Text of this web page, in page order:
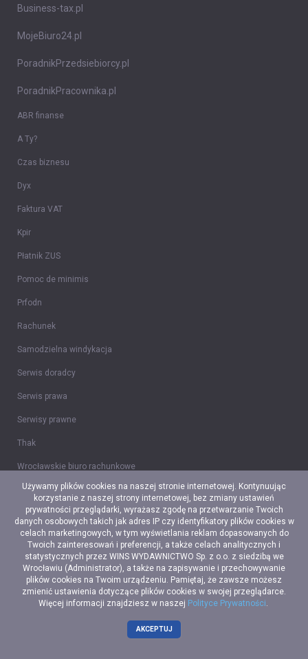
Business-tax.pl
MojeBiuro24.pl
PoradnikPrzedsiebiorcy.pl
PoradnikPracownika.pl
ABR finanse
A Ty?
Czas biznesu
Dyx
Faktura VAT
Kpir
Płatnik ZUS
Pomoc de minimis
Prfodn
Rachunek
Samodzielna windykacja
Serwis doradcy
Serwis prawa
Serwisy prawne
Thak
Wrocławskie biuro rachunkowe
Wzory umów
246 Plus
Sklepy 246
Tidy CRM
Ceidg-1
© Copyright 2006-2026 Web INnovative Software sp. z o. o., ul.
Używamy plików cookies na naszej stronie internetowej. Kontynuując
korzystanie z naszej strony internetowej, bez zmiany ustawień
prywatności przeglądarki, wyrażasz zgodę na przetwarzanie Twoich
danych osobowych takich jak adres IP czy identyfikatory plików cookies w
celach marketingowych, w tym wyświetlania reklam dopasowanych do
Twoich zainteresowań i preferencji, a także celach analitycznych i
statystycznych przez WINS WYDAWNICTWO Sp. z o.o. z siedzibą we
Wrocławiu (Administrator), a także na zapisywanie i przechowywanie
plików cookies na Twoim urządzeniu. Pamiętaj, że zawsze możesz
zmienić ustawienia dotyczące plików cookies w swojej przeglądarce.
Więcej informacji znajdziesz w naszej Polityce Prywatności
AKCEPTUJ